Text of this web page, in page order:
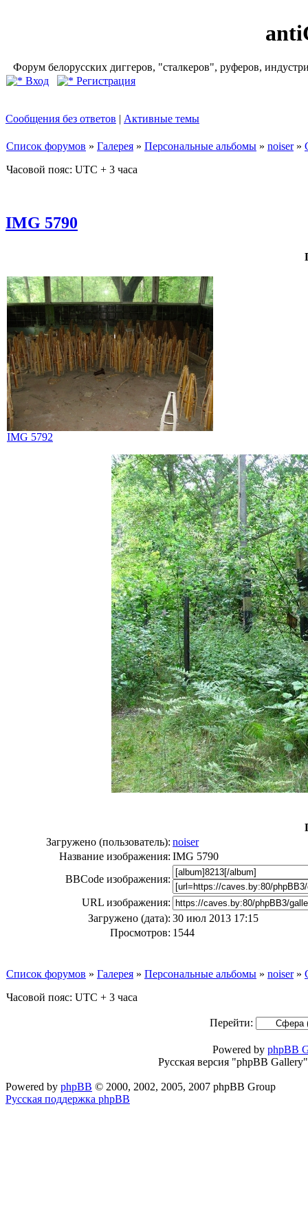
Форум белорусских диггеров, "сталкеров", руферов,
Вход
Регистрация
Сообщения без ответов | Активные темы
Список форумов » Галерея » Персональные альбомы » noiser»
Часовой пояс: UTC + 3 часа
IMG 5790
IMG 5792
Загружено (пользователь): noiser
Название изображения: IMG 5790
BBCode изображения:
URL изображения:
Загружено (дата): 30 июл 2013 17:15
Просмотров: 1544
Список форумов » Галерея » Персональные альбомы » noiser»
Часовой пояс: UTC + 3 часа
Перейти:
Powered by phpBB
Русская версия "phpBB
Powered by phpBB © 2000, 2002, 2005, 2007 phpBB Group
Русская поддержка phpBB